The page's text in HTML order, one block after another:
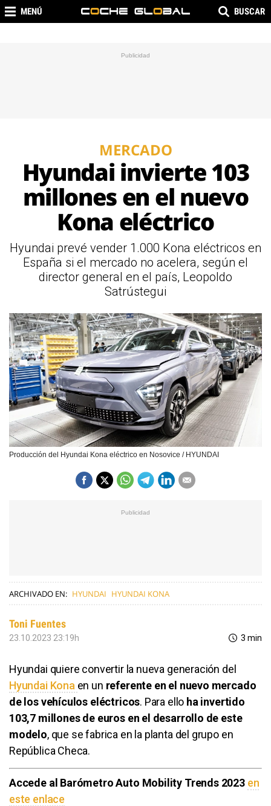
MENÚ BUSCAR
MERCADO
Hyundai invierte 103
millones en el nuevo
Kona eléctrico
Hyundai prevé vender 1.000 Kona eléctricos en
España si el mercado no acelera, según el
director general en el país, Leopoldo
Satrústegui
Producción del Hyundai Kona eléctrico en Nosovice / HYUNDAI
ARCHIVADO EN: HYUNDAI HYUNDAI KONA
Toni Fuentes
23.10.2023 23:19h 3 min
Hyundai quiere convertir la nueva generación del
Hyundai Kona en un referente en el nuevo mercado
de los vehículos eléctricos. Para ello ha invertido
103,7 millones de euros en el desarrollo de este
modelo, que se fabrica en la planta del grupo en
República Checa.
Accede al Barómetro Auto Mobility Trends 2023 en
este enlace